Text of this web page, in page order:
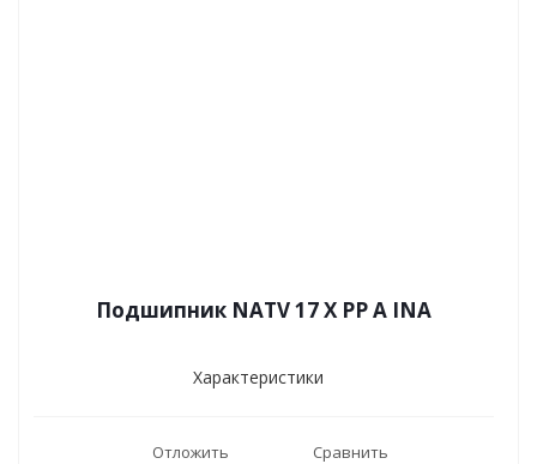
Подшипник NATV 17 X PP A INA
Характеристики
Отложить Сравнить